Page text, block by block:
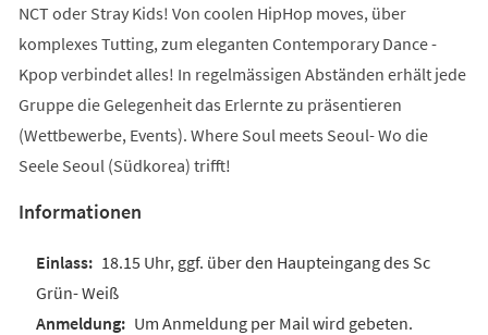
NCT oder Stray Kids! Von coolen HipHop moves, über
komplexes Tutting, zum eleganten Contemporary Dance -
Kpop verbindet alles! In regelmässigen Abständen erhält jede
Gruppe die Gelegenheit das Erlernte zu präsentieren
(Wettbewerbe, Events). Where Soul meets Seoul- Wo die
Seele Seoul (Südkorea) trifft!
Informationen
18.15 Uhr, ggf. über den Haupteingang des Sc
Grün- Weiß
Um Anmeldung per Mail wird gebeten.